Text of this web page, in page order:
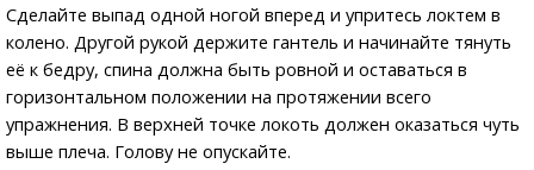
Сделайте выпад одной ногой вперед и упритесь локтем в
колено. Другой рукой держите гантель и начинайте тянуть
её к бедру, спина должна быть ровной и оставаться в
горизонтальном положении на протяжении всего
упражнения. В верхней точке локоть должен оказаться чуть
выше плеча. Голову не опускайте.